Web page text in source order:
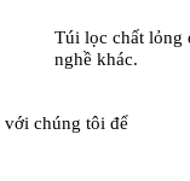
Túi lọc chất lỏng
nghề khác.
với chúng tôi để